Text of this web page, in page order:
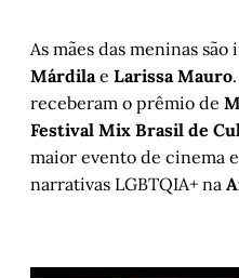
As mães das meninas
Márdilae Larissa Mauro
receberam o prêmio de
Festival Mix Brasil de
maior evento de cinema
narrativas LGBTQIA+ na